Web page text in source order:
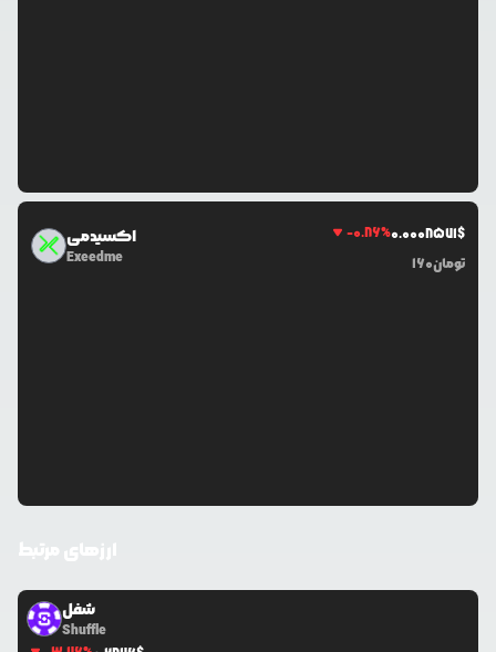
اکسیدمی
Exeedme
-0.86%0.0008571$
160تومان
شفل
Shuffle